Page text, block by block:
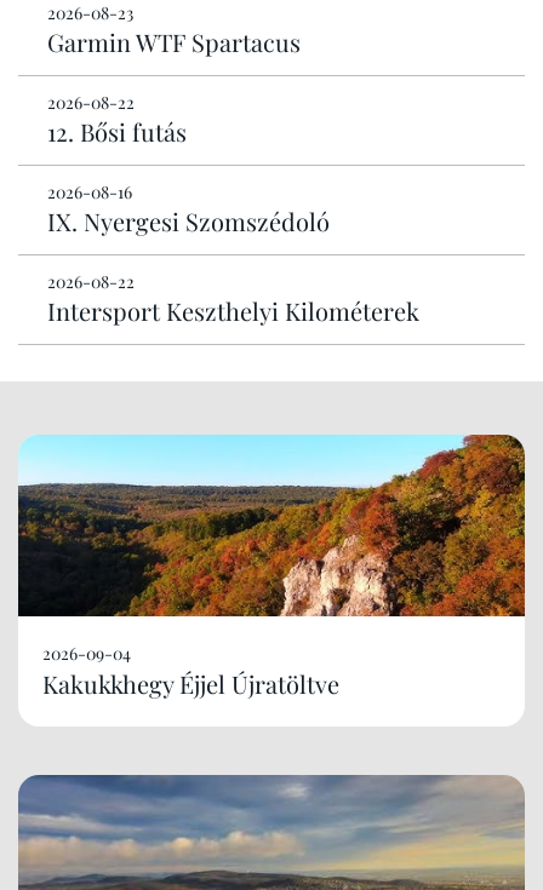
2026-08-23
Garmin WTF Spartacus
2026-08-22
12. Bősi futás
2026-08-16
IX. Nyergesi Szomszédoló
2026-08-22
Intersport Keszthelyi Kilométerek
2026-09-04
Kakukkhegy Éjjel Újratöltve